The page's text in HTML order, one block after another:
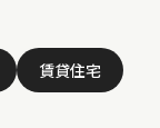
賃貸住宅